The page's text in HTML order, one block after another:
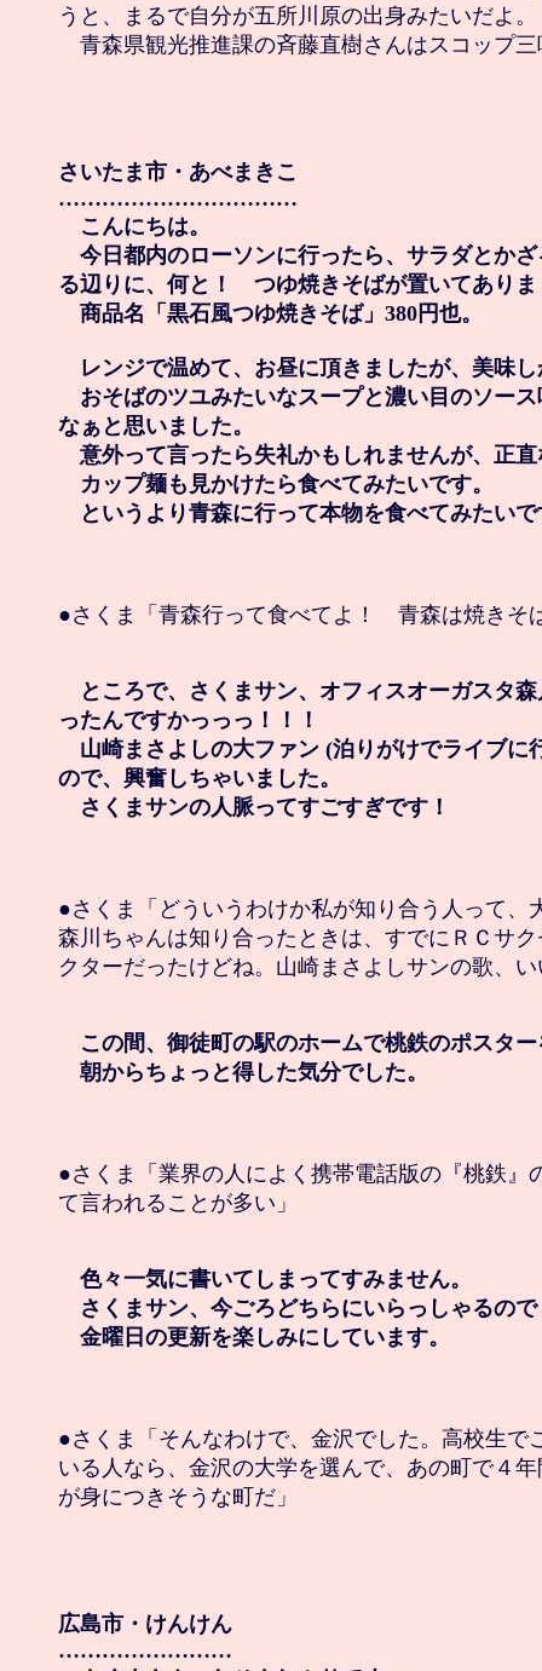
うと、まるで自分が五所川原の出身みたいだよ。
青森県観光推進課の斉藤直樹さんはスコップ
さいたま市・あべまきこ
……………………………
こんにちは。
今日都内のローソンに行ったら、サラダとか
る辺りに、何と！　つゆ焼きそばが置いてあり
商品名「黒石風つゆ焼きそば」380円也。
レンジで温めて、お昼に頂きましたが、美味し
おそばのツユみたいなスープと濃い目のソー
なぁと思いました。
意外って言ったら失礼かもしれませんが、正直
カップ麺も見かけたら食べてみたいです。
というより青森に行って本物を食べてみたいで
●さくま「青森行って食べてよ！　青森は焼きそ
ところで、さくまサン、オフィスオーガスタ
ったんですかっっっ！！！
山崎まさよしの大ファン (泊りがけでライブに
ので、興奮しちゃいました。
さくまサンの人脈ってすごすぎです！
●さくま「どういうわけか私が知り合う人って、
森川ちゃんは知り合ったときは、すでにＲＣサ
クターだったけどね。山崎まさよしサンの歌、
この間、御徒町の駅のホームで桃鉄のポスタ
朝からちょっと得した気分でした。
●さくま「業界の人によく携帯電話版の『桃鉄』
て言われることが多い」
色々一気に書いてしまってすみません。
さくまサン、今ごろどちらにいらっしゃるので
金曜日の更新を楽しみにしています。
●さくま「そんなわけで、金沢でした。高校生で
いる人なら、金沢の大学を選んで、あの町で４
が身につきそうな町だ」
広島市・けんけん
……………………